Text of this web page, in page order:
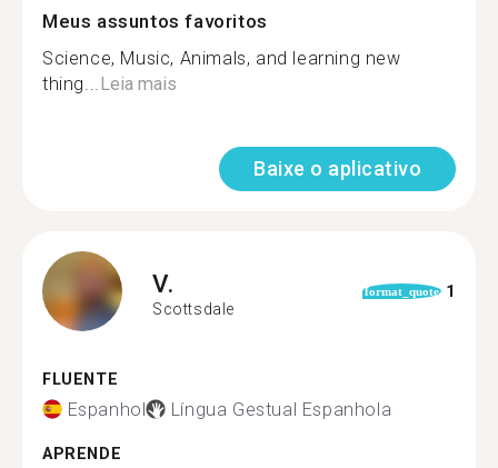
Meus assuntos favoritos
Science, Music, Animals, and learning new
thing...Leia mais
Baixe o aplicativo
V.
Scottsdale
format_quote 1
FLUENTE
Espanhol Língua Gestual Espanhola
APRENDE